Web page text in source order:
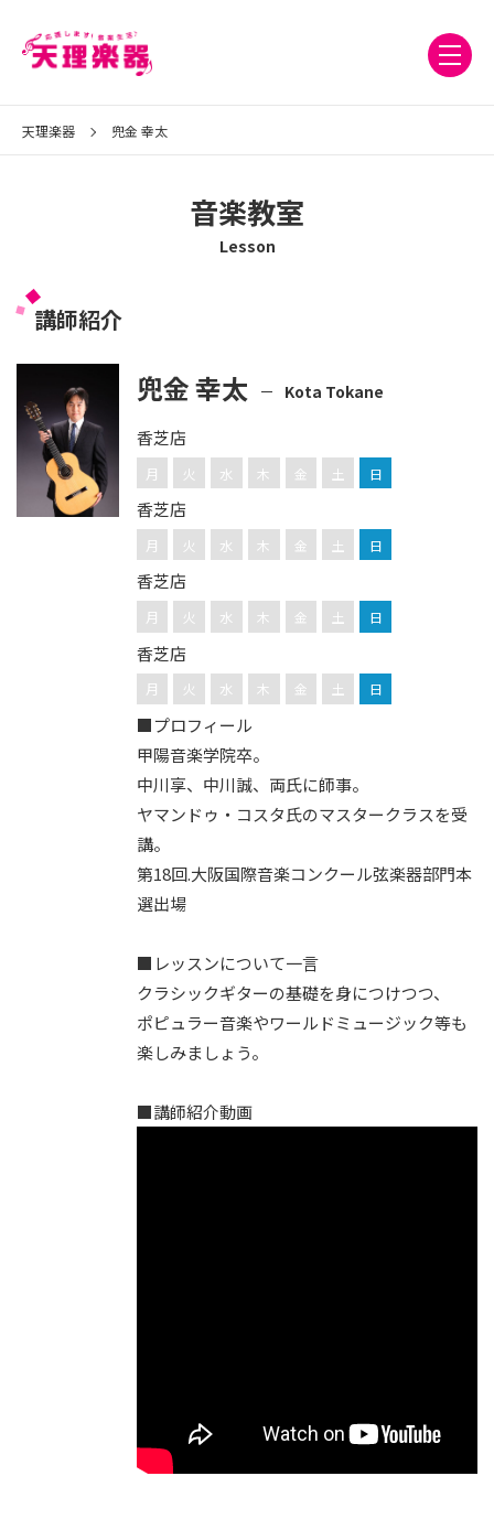
天理楽器 兜金 幸太
音楽教室
Lesson
講師紹介
兜金 幸太 Kota Tokane
香芝店
月 火 水 木 金 土 日
香芝店
月 火 水 木 金 土 日
香芝店
月 火 水 木 金 土 日
香芝店
月 火 水 木 金 土 日
■プロフィール
甲陽音楽学院卒。
中川享、中川誠、両氏に師事。
ヤマンドゥ・コスタ氏のマスタークラスを受
講。
第18回.大阪国際音楽コンクール弦楽器部門本
選出場
■レッスンについて一言
クラシックギターの基礎を身につけつつ、
ポピュラー音楽やワールドミュージック等も
楽しみましょう。
■講師紹介動画